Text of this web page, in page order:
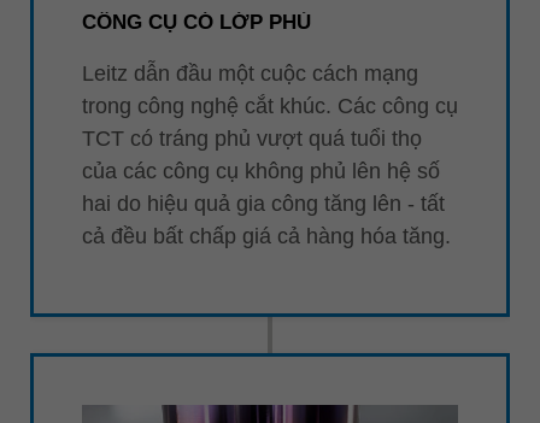
CÔNG CỤ CÓ LỚP PHỦ
Leitz dẫn đầu một cuộc cách mạng
trong công nghệ cắt khúc. Các công cụ
TCT có tráng phủ vượt quá tuổi thọ
của các công cụ không phủ lên hệ số
hai do hiệu quả gia công tăng lên - tất
cả đều bất chấp giá cả hàng hóa tăng.